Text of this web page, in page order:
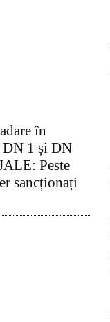
în
DN 1 și DN
Peste
sancționați